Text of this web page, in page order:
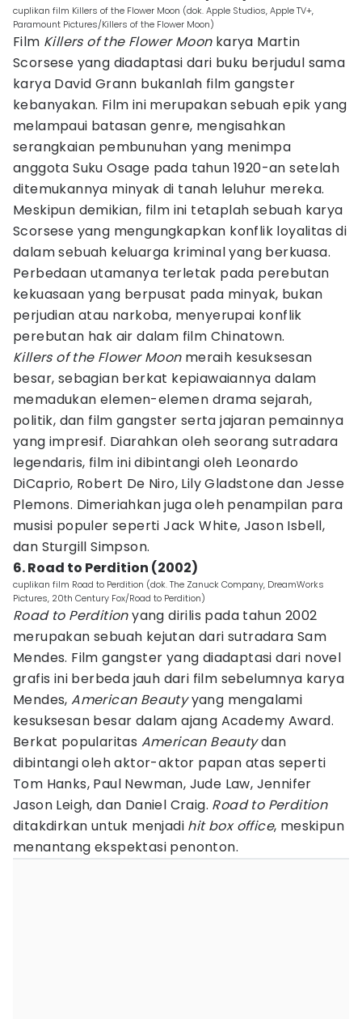
cuplikan film Killers of the Flower Moon (dok. Apple Studios, Apple TV+,
Paramount Pictures/Killers of the Flower Moon)
Film Killers of the Flower Moonkarya Martin
Scorsese yang diadaptasi dari buku berjudul sama
karya David Grann bukanlah film gangster
kebanyakan. Film ini merupakan sebuah epik yang
melampaui batasan genre, mengisahkan
serangkaian pembunuhan yang menimpa
anggota Suku Osage pada tahun 1920-an setelah
ditemukannya minyak di tanah leluhur mereka.
Meskipun demikian, film ini tetaplah sebuah karya
Scorsese yang mengungkapkan konflik loyalitas di
dalam sebuah keluarga kriminal yang berkuasa.
Perbedaan utamanya terletak pada perebutan
kekuasaan yang berpusat pada minyak, bukan
perjudian atau narkoba, menyerupai konflik
perebutan hak air dalam film Chinatown.
Killers of the Flower Moonmeraih kesuksesan
besar, sebagian berkat kepiawaiannya dalam
memadukan elemen-elemen drama sejarah,
politik, dan film gangster serta jajaran pemainnya
yang impresif. Diarahkan oleh seorang sutradara
legendaris, film ini dibintangi oleh Leonardo
DiCaprio, Robert De Niro, Lily Gladstone dan Jesse
Plemons. Dimeriahkan juga oleh penampilan para
musisi populer seperti Jack White, Jason Isbell,
dan Sturgill Simpson.
6. Road to Perdition (2002)
cuplikan film Road to Perdition (dok. The Zanuck Company, DreamWorks
Pictures, 20th Century Fox/Road to Perdition)
Road to Perditionyang dirilis pada tahun 2002
merupakan sebuah kejutan dari sutradara Sam
Mendes. Film gangster yang diadaptasi dari novel
grafis ini berbeda jauh dari film sebelumnya karya
Mendes,American Beautyyang mengalami
kesuksesan besar dalam ajang Academy Award.
Berkat popularitas American Beautydan
dibintangi oleh aktor-aktor papan atas seperti
Tom Hanks, Paul Newman, Jude Law, Jennifer
Jason Leigh, dan Daniel Craig. Road to Perdition
ditakdirkan untuk menjadi hit box office, meskipun
menantang ekspektasi penonton.